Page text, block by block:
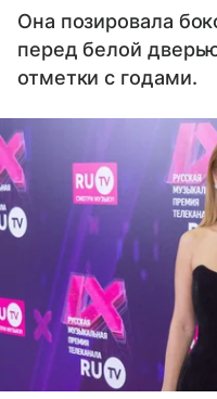
Она позировала
перед белой
отметки с годами.